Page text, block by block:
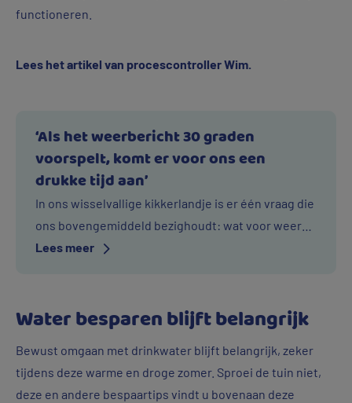
functioneren.
Lees het artikel van procescontroller Wim.
‘Als het weerbericht 30 graden
voorspelt, komt er voor ons een
drukke tijd aan’
In ons wisselvallige kikkerlandje is er één vraag die
ons bovengemiddeld bezighoudt: wat voor weer
wordt het vandaag? Voor procescontroller Wim
zeggen dat het 30 graden wordt, weet ik dat de
te laten komen.’
Lees meer
Over
weerbericht
graden
voorspelt,
Water besparen blijft belangrijk
Bewust omgaan met drinkwater blijft belangrijk, zeker
tijdens deze warme en droge zomer. Sproei de tuin niet,
deze en andere bespaartips vindt u bovenaan deze